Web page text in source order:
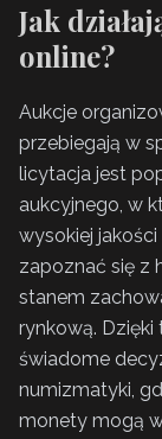
Jak
online?
Aukcje
przebiegają w
licytacja jest
aukcyjnego, w
wysokiej
zapoznać się z
stanem
rynkową.
świadome
numizmatyki,
monety mogą